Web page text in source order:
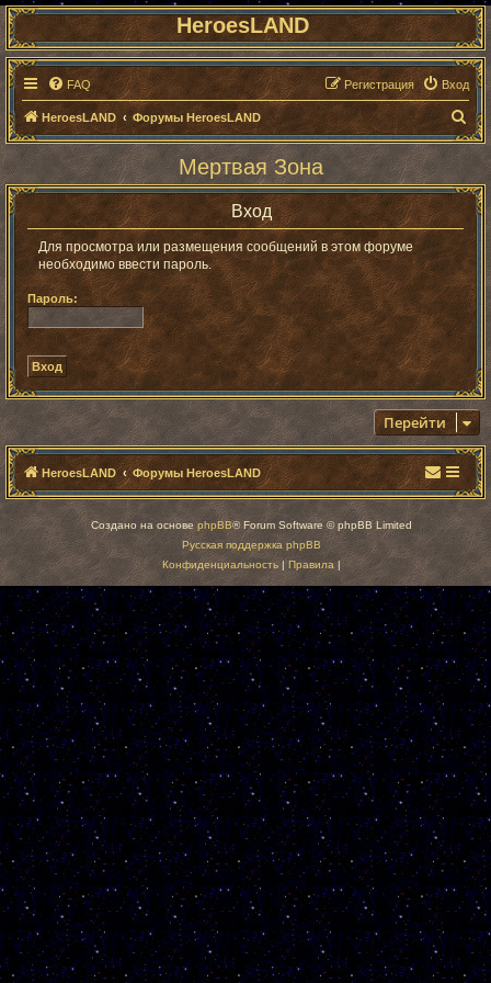
HeroesLAND
FAQ Вход
Регистрация
HeroesLAND Форумы HeroesLAND
П
о
с
Мертвая Зона
Вход
Для просмотра или размещения сообщений в этом форуме
необходимо ввести пароль.
Пароль:
Перейти
HeroesLAND Форумы HeroesLAND
Создано на основе phpBB® Forum Software © phpBB Limited
Русская поддержка phpBB
Конфиденциальность|Правила|